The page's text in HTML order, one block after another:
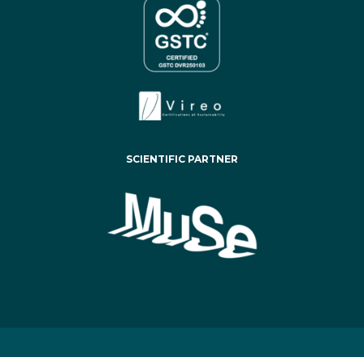
SCIENTIFIC PARTNER